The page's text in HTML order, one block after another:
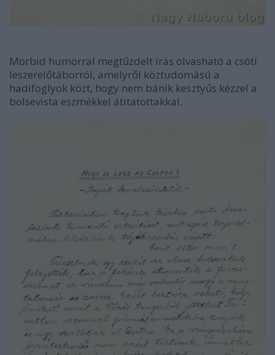
Morbid humorral megtűzdelt írás olvasható a csóti
leszerelőtáborról, amelyről köztudomású a
hadifoglyok közt, hogy nem bánik kesztyűs kézzel a
bolsevista eszmékkel átitatottakkal.